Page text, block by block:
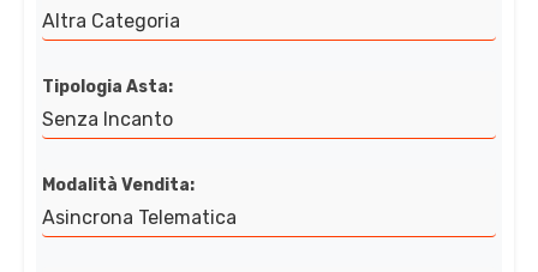
Altra Categoria
Tipologia Asta:
Senza Incanto
Modalità Vendita:
Asincrona Telematica